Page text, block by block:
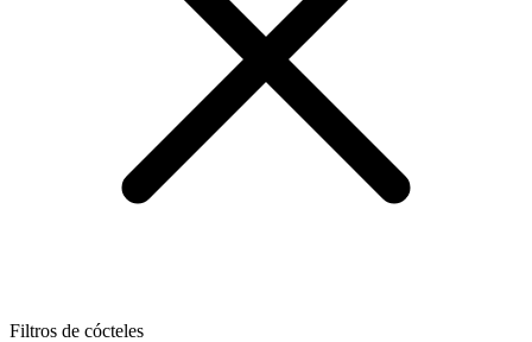
Filtros de cócteles